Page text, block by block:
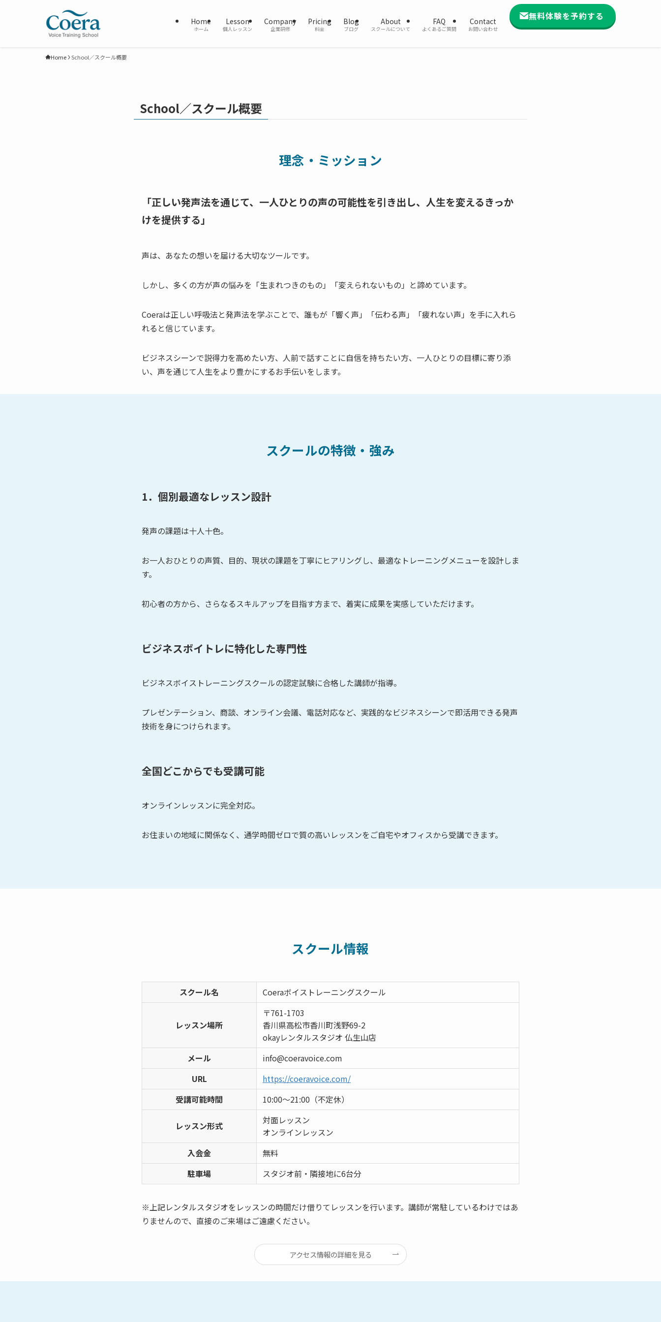
Home
ホーム
Lesson
個人レッスン
Company
企業研修
Pricing
料金
Blog
ブログ
About
スクールについて
FAQ
よくあるご質問
Contact
お問い合わせ
無料体験を予約する
Home School／スクール概要
School／スクール概要
理念・ミッション
「正しい発声法を通じて、一人ひとりの声の可能性を引き出し、人生を変えるきっか
けを提供する」
声は、あなたの想いを届ける大切なツールです。
しかし、多くの方が声の悩みを「生まれつきのもの」「変えられないもの」と諦めています。
Coeraは正しい呼吸法と発声法を学ぶことで、誰もが「響く声」「伝わる声」「疲れない声」を手に入れら
れると信じています。
ビジネスシーンで説得力を高めたい方、人前で話すことに自信を持ちたい方、一人ひとりの目標に寄り添
い、声を通じて人生をより豊かにするお手伝いをします。
スクールの特徴・強み
1．個別最適なレッスン設計
発声の課題は十人十色。
お一人おひとりの声質、目的、現状の課題を丁寧にヒアリングし、最適なトレーニングメニューを設計しま
す。
初心者の方から、さらなるスキルアップを目指す方まで、着実に成果を実感していただけます。
ビジネスボイトレに特化した専門性
ビジネスボイストレーニングスクールの認定試験に合格した講師が指導。
プレゼンテーション、商談、オンライン会議、電話対応など、実践的なビジネスシーンで即活用できる発声
技術を身につけられます。
全国どこからでも受講可能
オンラインレッスンに完全対応。
お住まいの地域に関係なく、通学時間ゼロで質の高いレッスンをご自宅やオフィスから受講できます。
スクール情報
スクール名 Coeraボイストレーニングスクール
レッスン場所
〒761-1703
香川県高松市香川町浅野69-2
okayレンタルスタジオ 仏生山店
メール
info@coeravoice.com
URL
https://coeravoice.com/
受講可能時間
10:00〜21:00（不定休）
レッスン形式
対面レッスン
オンラインレッスン
入会金
無料
駐車場
スタジオ前・隣接地に6台分
※上記レンタルスタジオをレッスンの時間だけ借りてレッスンを行います。講師が常駐しているわけではあ
りませんので、直接のご来場はご遠慮ください。
アクセス情報の詳細を見る